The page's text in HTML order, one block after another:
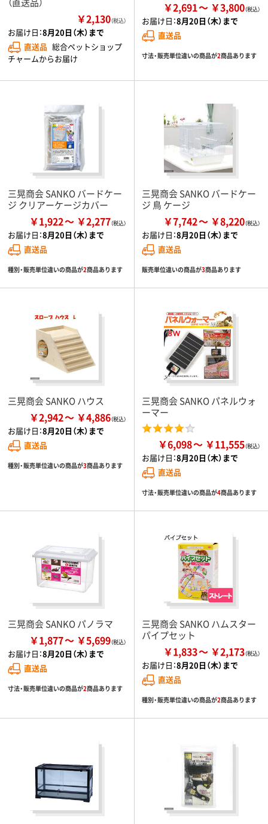
￥2,130（税込）
お届け日：8月20日（木）まで
直送品 総合ペットショップ
チャームからお届け
￥2,691 ￥3,800
お届け日：8月20日（木）まで
直送品
寸法・販売単位違いの商品が2商品あります
三晃商会 SANKO バードケー
ジ クリアーケージカバー
￥1,922 ￥2,277
お届け日：8月20日（木）まで
直送品
種別・販売単位違いの商品が2商品あります
三晃商会 SANKO バードケー
ジ 鳥 ケージ
￥7,742 ￥8,220
お届け日：8月20日（木）まで
直送品
販売単位違いの商品が3商品あります
三晃商会 SANKO ハウス
￥2,942 ￥4,886
お届け日：8月20日（木）まで
直送品
種別・販売単位違いの商品が3商品あります
三晃商会 SANKO パネルウォ
ーマー
￥6,098 ￥11,555
お届け日：8月20日（木）まで
直送品
寸法・販売単位違いの商品が4商品あります
三晃商会 SANKO パノラマ
￥1,877 ￥5,699
お届け日：8月20日（木）まで
直送品
寸法・販売単位違いの商品が2商品あります
三晃商会 SANKO ハムスター
パイプセット
￥1,833 ￥2,173
お届け日：8月20日（木）まで
直送品
種別・販売単位違いの商品が2商品あります